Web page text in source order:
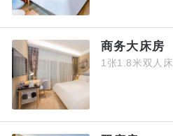
商务大床房
1张1.8米双人床